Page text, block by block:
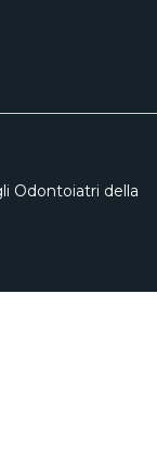
Odontoiatri della